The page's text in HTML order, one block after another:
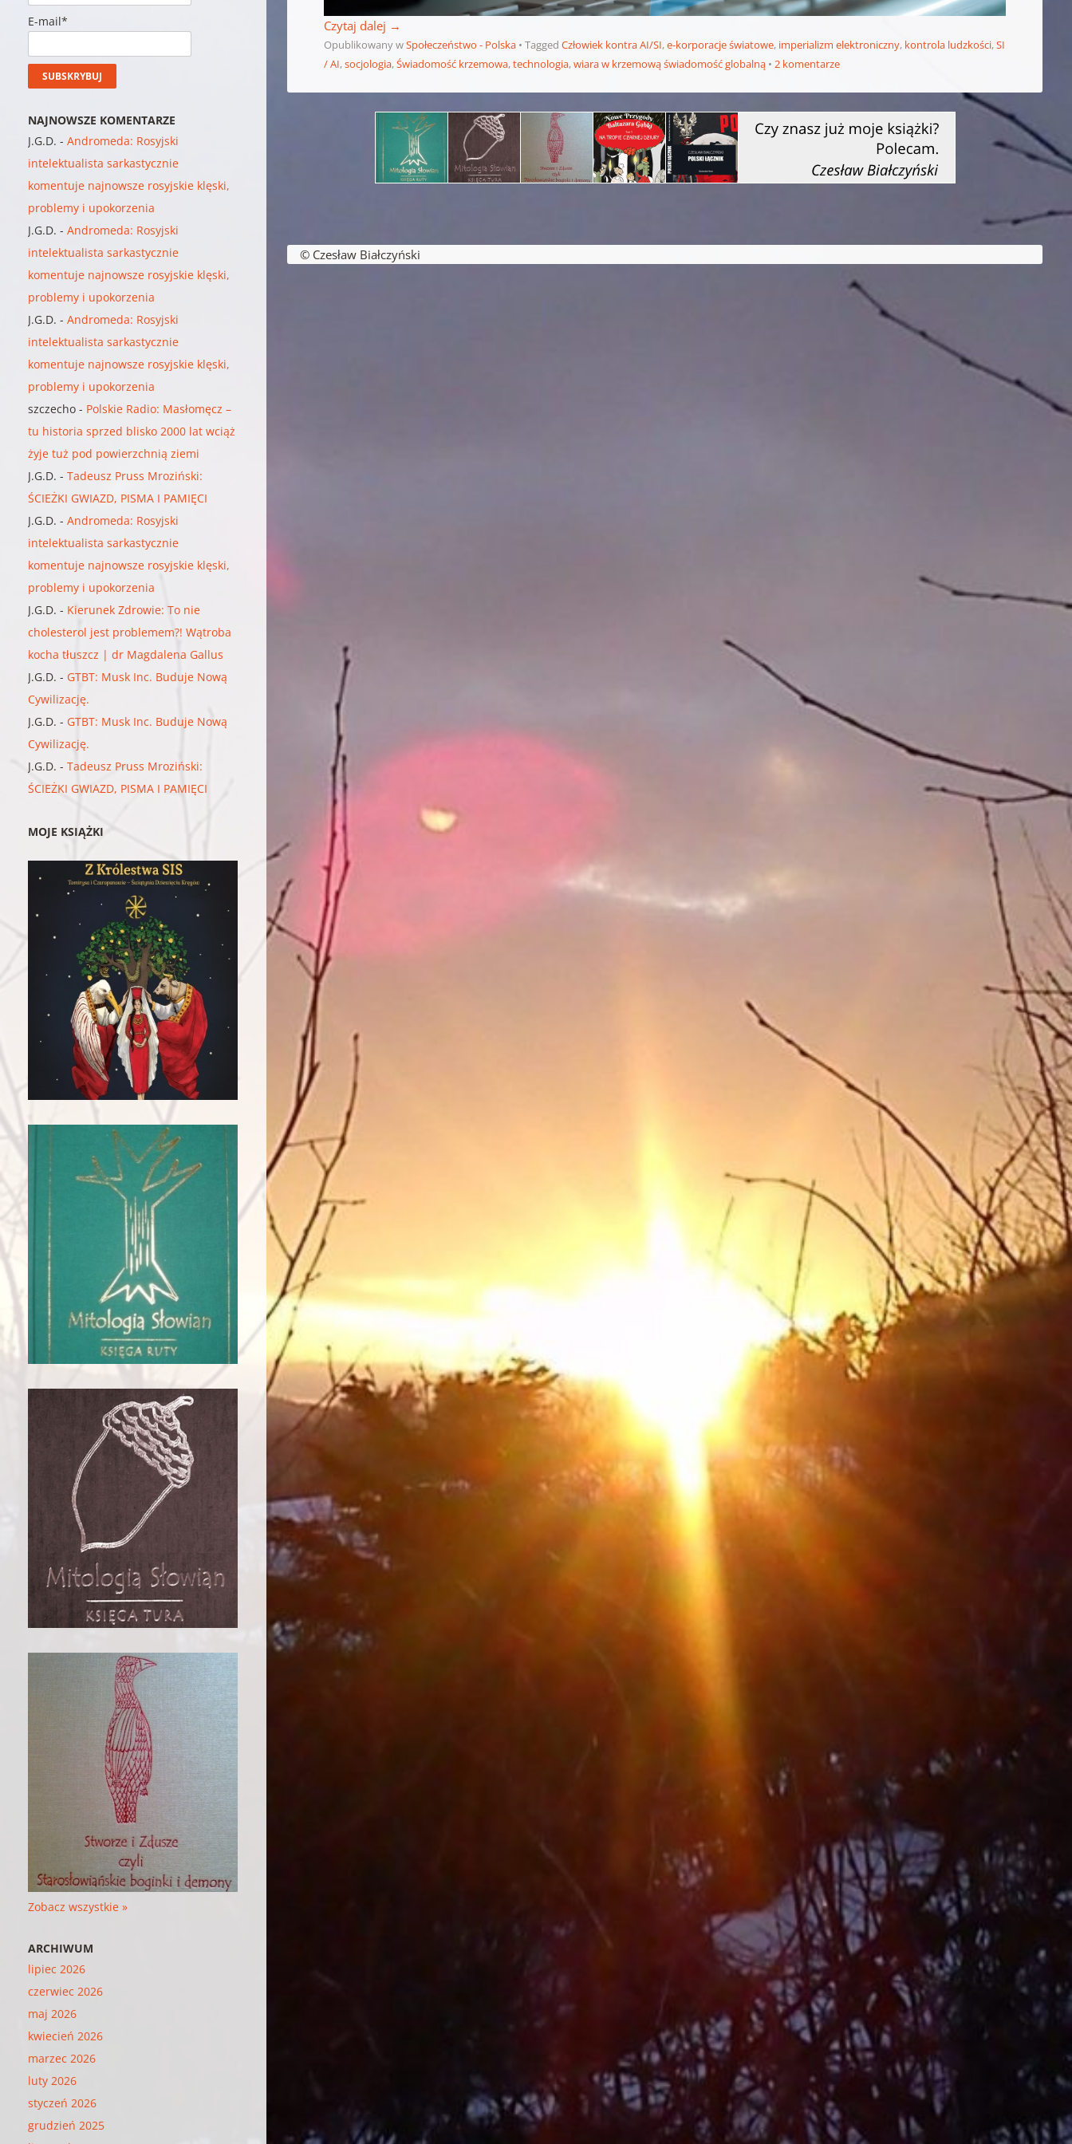
Czytaj dalej →
Opublikowany wSpołeczeństwo - Polska TaggedCzłowiek kontra AI/SI,e-korporacje światowe, imperializm elektroniczny, kontrola ludzkości,SI
/ AI,socjologia,Świadomość krzemowa,technologia,wiara w krzemową świadomość globalną 2 komentarze
E-mail*
NAJNOWSZE KOMENTARZE
J.G.D. -Andromeda: Rosyjski
intelektualista sarkastycznie
komentuje najnowsze rosyjskie klęski,
problemy i upokorzenia
J.G.D. -Andromeda: Rosyjski
intelektualista sarkastycznie
komentuje najnowsze rosyjskie klęski,
problemy i upokorzenia
J.G.D. -Andromeda: Rosyjski
intelektualista sarkastycznie
komentuje najnowsze rosyjskie klęski,
problemy i upokorzenia
szczecho - Polskie Radio: Masłomęcz –
tu historia sprzed blisko 2000 lat wciąż
żyje tuż pod powierzchnią ziemi
J.G.D. -Tadeusz Pruss Mroziński:
ŚCIEŻKI GWIAZD, PISMA I PAMIĘCI
J.G.D. -Andromeda: Rosyjski
intelektualista sarkastycznie
komentuje najnowsze rosyjskie klęski,
problemy i upokorzenia
J.G.D. - Kierunek Zdrowie: To nie
cholesterol jest problemem?! Wątroba
kocha tłuszcz | dr Magdalena Gallus
J.G.D. - GTBT: Musk Inc. Buduje Nową
Cywilizację.
J.G.D. - GTBT: Musk Inc. Buduje Nową
Cywilizację.
J.G.D. -Tadeusz Pruss Mroziński:
ŚCIEŻKI GWIAZD, PISMA I PAMIĘCI
MOJE KSIĄŻKI
Zobacz wszystkie »
ARCHIWUM
lipiec 2026
czerwiec 2026
maj 2026
kwiecień 2026
marzec 2026
luty 2026
styczeń 2026
grudzień 2025
© Czesław Białczyński